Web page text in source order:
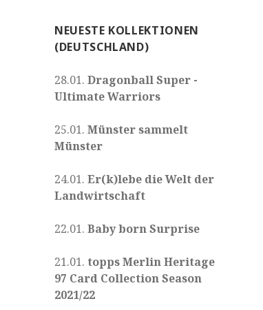
NEUESTE KOLLEKTIONEN
(DEUTSCHLAND)
28.01.Dragonball Super -
Ultimate Warriors
25.01.Münster sammelt
Münster
24.01.Er(k)lebe die Welt der
Landwirtschaft
22.01.Baby born Surprise
21.01.topps Merlin Heritage
97 Card Collection Season
2021/22